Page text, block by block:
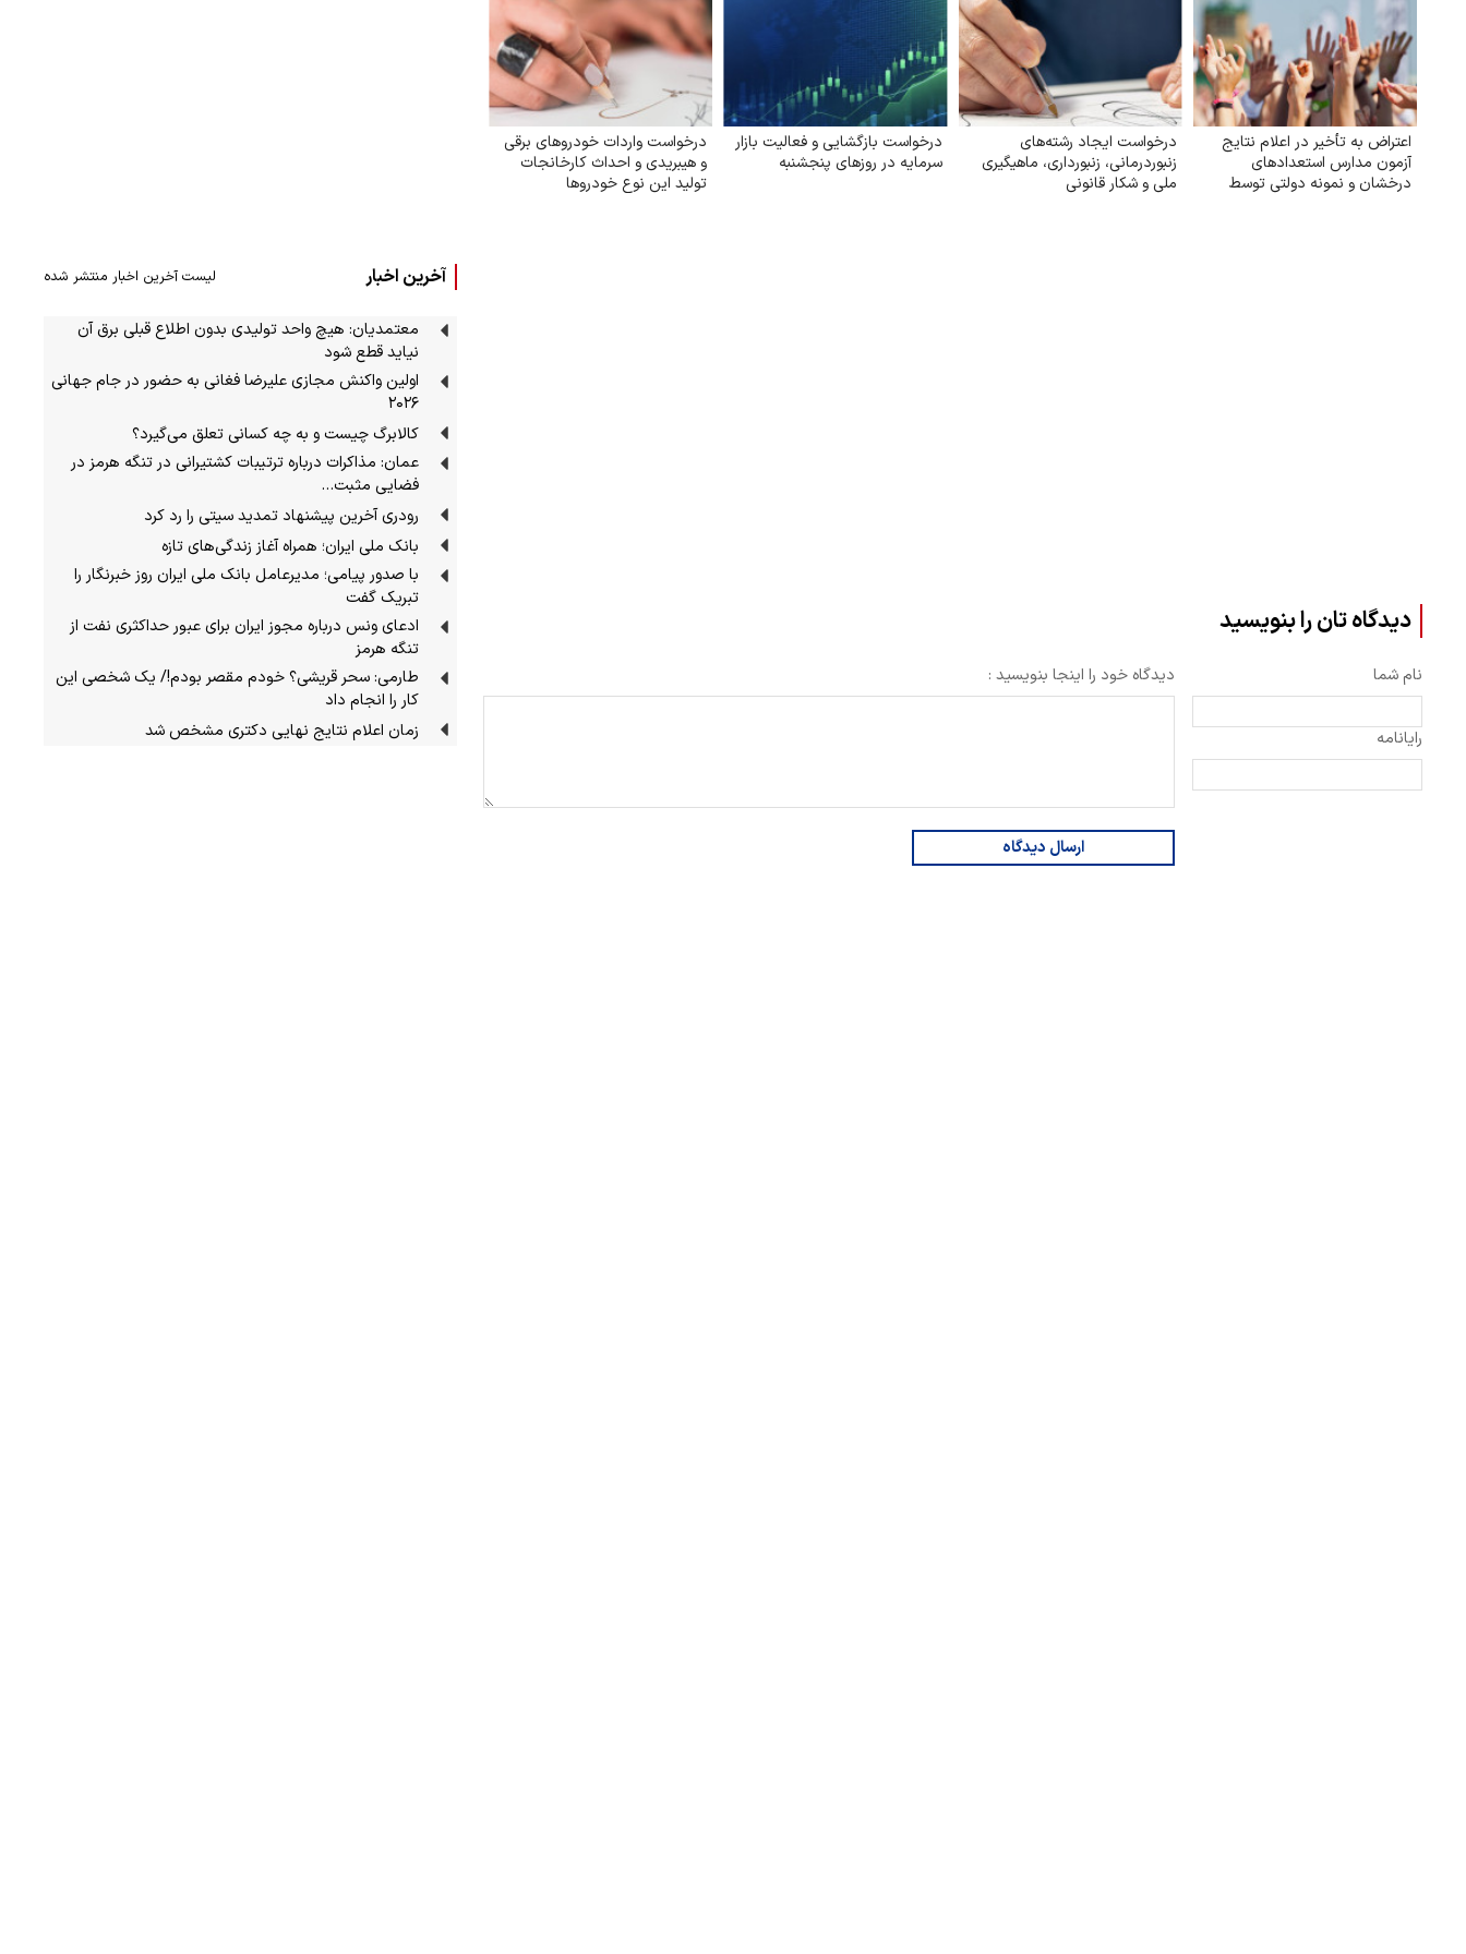
اعتراض به تأخیر در اعلام نتایج
آزمون مدارس استعدادهای
درخشان و نمونه دولتی توسط
درخواست ایجاد رشته‌های
زنبوردرمانی، زنبورداری، ماهیگیری
ملی و شکار قانونی
درخواست بازگشایی و فعالیت بازار
سرمایه در روزهای پنجشنبه
درخواست واردات خودروهای برقی
و هیبریدی و احداث کارخانجات
تولید این نوع خودروها
دیدگاه تان را بنویسید
نام شما
رایانامه
دیدگاه خود را اینجا بنویسید :
ارسال دیدگاه
آخرین اخبار لیست آخرین اخبار منتشر شده
معتمدیان: هیچ واحد تولیدی بدون اطلاع قبلی برق آن
نیاید قطع شود
اولین واکنش مجازی علیرضا فغانی به حضور در جام جهانی
۲۰۲۶
کالابرگ چیست و به چه کسانی تعلق می‌گیرد؟
عمان: مذاکرات درباره ترتیبات کشتیرانی در تنگه هرمز در
فضایی مثبت…
رودری آخرین پیشنهاد تمدید سیتی را رد کرد
بانک ملی ایران؛ همراه آغاز زندگی‌های تازه
با صدور پیامی؛ مدیرعامل بانک ملی ایران روز خبرنگار را
تبریک گفت
ادعای ونس درباره مجوز ایران برای عبور حداکثری نفت از
تنگه هرمز
طارمی: سحر قریشی؟ خودم مقصر بودم!/ یک شخصی این
کار را انجام داد
زمان اعلام نتایج نهایی دکتری مشخص شد